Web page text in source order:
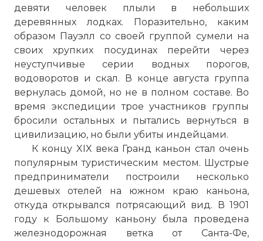
девяти человек плыли в небольших
деревянных лодках. Поразительно, каким
образом Пауэлл со своей группой сумели на
своих хрупких посудинах перейти через
неуступчивые серии водных порогов,
водоворотов и скал. В конце августа группа
вернулась домой, но не в полном составе. Во
время экспедиции трое участников группы
бросили остальных и пытались вернуться в
цивилизацию, но были убиты индейцами.
К концу XIX века Гранд каньон стал очень
популярным туристическим местом. Шустрые
предприниматели построили несколько
дешевых отелей на южном краю каньона,
откуда открывался потрясающий вид. В 1901
году к Большому каньону была проведена
железнодорожная ветка от Санта-Фе,